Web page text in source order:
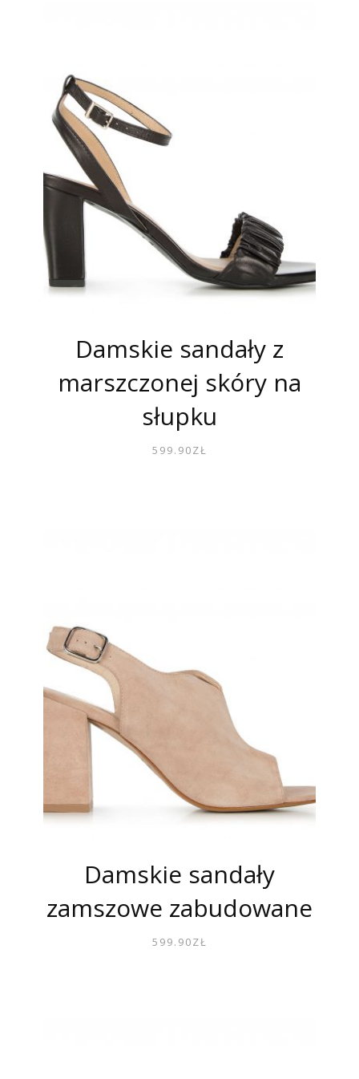
Damskie sandały z
marszczonej skóry na
słupku
599.90ZŁ
Damskie sandały
zamszowe zabudowane
599.90ZŁ